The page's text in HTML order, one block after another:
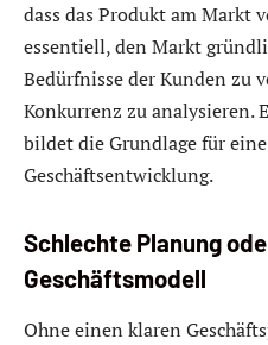
dass das Produkt am Markt
essentiell, den Markt
Bedürfnisse der Kunden zu
Konkurrenz zu analysieren.
bildet die Grundlage für
Geschäftsentwicklung.
Schlechte Planung
Geschäftsmodell
Ohne einen klaren